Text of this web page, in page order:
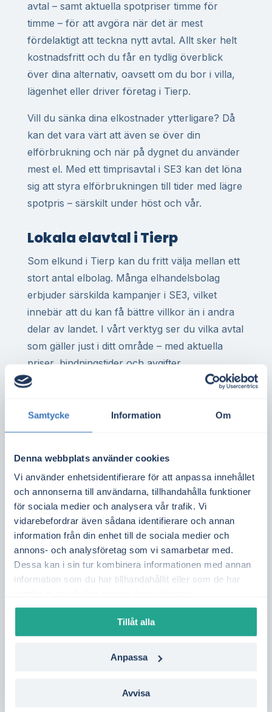
Samtycke Information Om
Denna webbplats använder cookies
Vi använder enhetsidentifierare för att anpassa innehållet
och annonserna till användarna, tillhandahålla funktioner
för sociala medier och analysera vår trafik. Vi
vidarebefordrar även sådana identifierare och annan
information från din enhet till de sociala medier och
annons- och analysföretag som vi samarbetar med.
Dessa kan i sin tur kombinera informationen med annan
information som du har tillhandahållit eller som de har
Tillåt alla
Anpassa
Avvisa
avtal – samt aktuella spotpriser timme för
timme – för att avgöra när det är mest
fördelaktigt att teckna nytt avtal. Allt sker helt
kostnadsfritt och du får en tydlig överblick
över dina alternativ, oavsett om du bor i villa,
lägenhet eller driver företag i Tierp.
Vill du sänka dina elkostnader ytterligare? Då
kan det vara värt att även se över din
elförbrukning och när på dygnet du använder
mest el. Med ett timprisavtal i SE3 kan det löna
sig att styra elförbrukningen till tider med lägre
spotpris – särskilt under höst och vår.
Lokala elavtal i Tierp
Som elkund i Tierp kan du fritt välja mellan ett
stort antal elbolag. Många elhandelsbolag
erbjuder särskilda kampanjer i SE3, vilket
innebär att du kan få bättre villkor än i andra
delar av landet. I vårt verktyg ser du vilka avtal
som gäller just i ditt område – med aktuella
priser, bindningstider och avgifter.
För dig som har elvärme i villa, eller driver
göra stor skillnad på årsbasis. Det gäller även
elanläggning eller elbilsladdning.
Spotpriset i elområde SE3 sätts baserat på
utbud och efterfrågan i hela regionen. Det
påverkas bland annat av elproduktion från
kärnkraft, vattenkraft och vind i Mellansverige,
samt tillgången på överföringskapacitet från
norra Sverige. Genom att följa elpriset dag för
en minut – helt utan bindning.